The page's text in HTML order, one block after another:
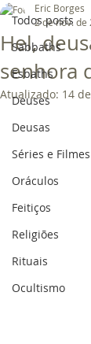
Todos posts
Sabbaths
Esbaths
Deuses
Deusas
Séries e Filmes
Oráculos
Feitiços
Religiões
Rituais
Ocultismo
Hel,
senhora
Eric Borges
2 de nov. de
Atualizado: 14